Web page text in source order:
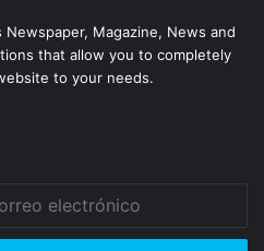
Newspaper, Magazine, News and
that allow you to completely
to your needs.